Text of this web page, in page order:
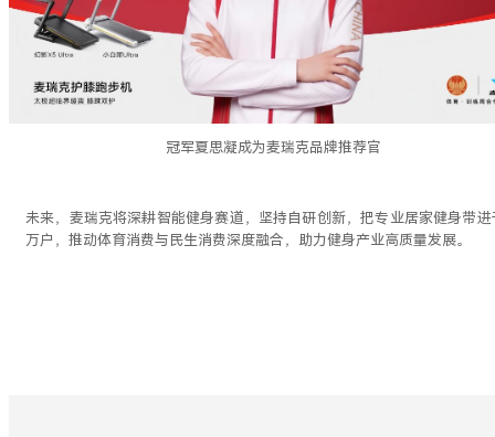
冠军夏思凝成为麦瑞克品牌推荐官
未来，麦瑞克将深耕智能健身赛道，坚持自研创新，把专业居家健身带进
万户，推动体育消费与民生消费深度融合，助力健身产业高质量发展。